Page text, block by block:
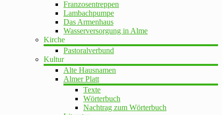
Franzosentreppen
Lambachpumpe
Das Armenhaus
Wasserversorgung in Alme
Kirche
Pastoralverbund
Kultur
Alte Hausnamen
Almer Platt
Texte
Wörterbuch
Nachtrag zum Wörterbuch